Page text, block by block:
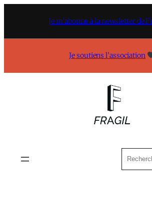
Je m’abonne à la newsletter de
Je soutiens l’association